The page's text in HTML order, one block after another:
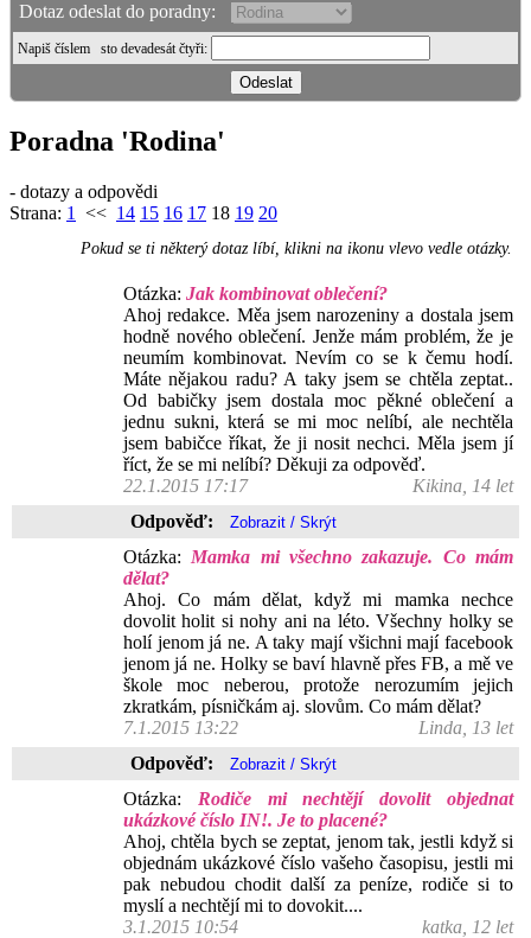
Dotaz odeslat do poradny:
Napiš číslem sto devadesát čtyři:
Poradna 'Rodina'
- dotazy a odpovědi
Strana: 1 << 14 15 16 17 18 19 20
Pokud se ti některý dotaz líbí, klikni na ikonu vlevo vedle otázky.
Otázka: Jak kombinovat oblečení?
Ahoj redakce. Měa jsem narozeniny a dostala jsem
hodně nového oblečení. Jenže mám problém, že je
neumím kombinovat. Nevím co se k čemu hodí.
Máte nějakou radu? A taky jsem se chtěla zeptat..
Od babičky jsem dostala moc pěkné oblečení a
jednu sukni, která se mi moc nelíbí, ale nechtěla
jsem babičce říkat, že ji nosit nechci. Měla jsem jí
říct, že se mi nelíbí? Děkuji za odpověď.
22.1.2015 17:17
Kikina, 14 let
Odpověď:
Otázka: Mamka mi všechno zakazuje. Co mám
dělat?
Ahoj. Co mám dělat, když mi mamka nechce
dovolit holit si nohy ani na léto. Všechny holky se
holí jenom já ne. A taky mají všichni mají facebook
jenom já ne. Holky se baví hlavně přes FB, a mě ve
škole moc neberou, protože nerozumím jejich
zkratkám, písničkám aj. slovům. Co mám dělat?
7.1.2015 13:22
Linda, 13 let
Odpověď:
Otázka: Rodiče mi nechtějí dovolit objednat
ukázkové číslo IN!. Je to placené?
Ahoj, chtěla bych se zeptat, jenom tak, jestli když si
objednám ukázkové číslo vašeho časopisu, jestli mi
pak nebudou chodit další za peníze, rodiče si to
myslí a nechtějí mi to dovokit....
3.1.2015 10:54
katka, 12 let